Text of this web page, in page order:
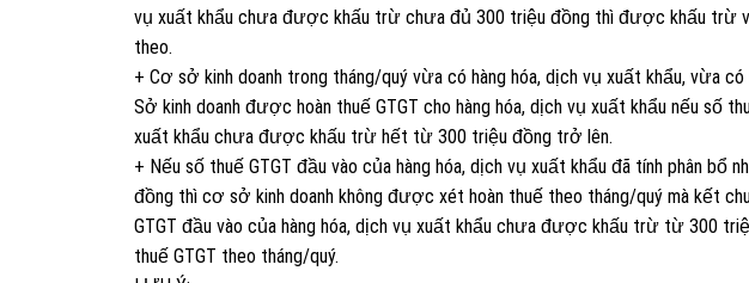
vụ xuất khẩu chưa được khấu trừ chưa đủ 300 triệu đồng thì được khấu trừ
theo.
+ Cơ sở kinh doanh trong tháng/quý vừa có hàng hóa, dịch vụ xuất khẩu, vừa
Sở kinh doanh được hoàn thuế GTGT cho hàng hóa, dịch vụ xuất khẩu nếu số
xuất khẩu chưa được khấu trừ hết từ 300 triệu đồng trở lên.
+ Nếu số thuế GTGT đầu vào của hàng hóa, dịch vụ xuất khẩu đã tính phân
đồng thì cơ sở kinh doanh không được xét hoàn thuế theo tháng/quý mà kết
GTGT đầu vào của hàng hóa, dịch vụ xuất khẩu chưa được khấu trừ từ 300
thuế GTGT theo tháng/quý.